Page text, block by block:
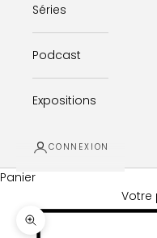
Séries
Podcast
Expositions
CONNEXION
Panier
Votre
Zoomer sur l'image